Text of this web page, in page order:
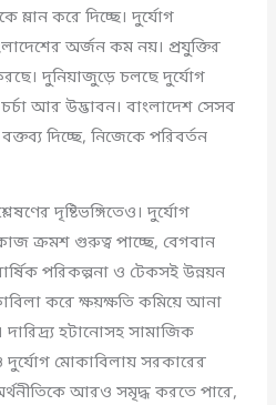
ম্লান করে দিচ্ছে। দুর্যোগ
অর্জন কম নয়। প্রযুক্তির
দুনিয়াজুড়ে চলছে দুর্যোগ
আর উদ্ভাবন। বাংলাদেশ সেসব
দিচ্ছে, নিজেকে পরিবর্তন
দৃষ্টিভঙ্গিতেও। দুর্যোগ
ক্রমশ গুরুত্ব পাচ্ছে, বেগবান
পরিকল্পনা ও টেকসই উন্নয়ন
করে ক্ষয়ক্ষতি কমিয়ে আনা
হটানোসহ সামাজিক
দুর্যোগ মোকাবিলায় সরকারের
আরও সমৃদ্ধ করতে পারে,